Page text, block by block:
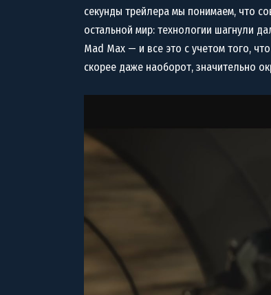
секунды трейлера мы понимаем, что
остальной мир: технологии шагнули
Mad Max — и все это с учетом того,
скорее даже наоборот, значительно